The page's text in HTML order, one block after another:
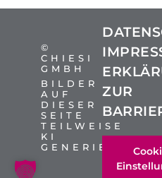
©
CHIESI
GMBH
BILDER
AUF
DIESER
SEITE
TEILWEISE
KI
GENERIERT
ZUR